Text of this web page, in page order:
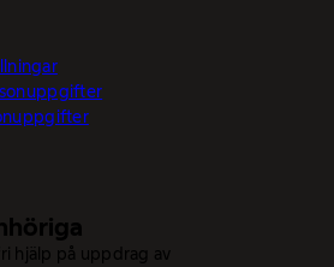
hjälp på uppdrag av